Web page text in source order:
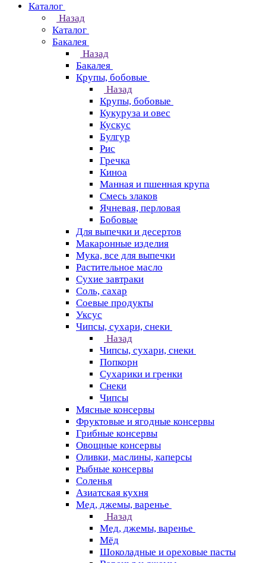
Каталог
Назад
Каталог
Бакалея
Назад
Бакалея
Крупы, бобовые
Назад
Крупы, бобовые
Кукуруза и овес
Кускус
Булгур
Рис
Гречка
Киноа
Манная и пшенная крупа
Смесь злаков
Ячневая, перловая
Бобовые
Для выпечки и десертов
Макаронные изделия
Мука, все для выпечки
Растительное масло
Сухие завтраки
Соль, сахар
Соевые продукты
Уксус
Чипсы, сухари, снеки
Назад
Чипсы, сухари, снеки
Попкорн
Сухарики и гренки
Снеки
Чипсы
Мясные консервы
Фруктовые и ягодные консервы
Грибные консервы
Овощные консервы
Оливки, маслины, каперсы
Рыбные консервы
Соленья
Азиатская кухня
Мед, джемы, варенье
Назад
Мед, джемы, варенье
Мёд
Шоколадные и ореховые пасты